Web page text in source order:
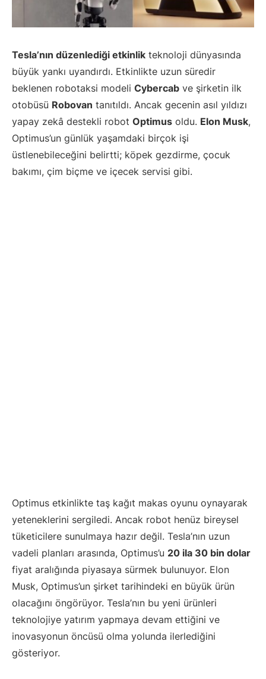
Tesla’nın düzenlediği etkinlik teknoloji dünyasında
büyük yankı uyandırdı. Etkinlikte uzun süredir
beklenen robotaksi modeli Cybercab ve şirketin ilk
otobüsü Robovan tanıtıldı. Ancak gecenin asıl yıldızı
yapay zekâ destekli robot Optimus oldu. Elon Musk,
Optimus’un günlük yaşamdaki birçok işi
üstlenebileceğini belirtti; köpek gezdirme, çocuk
bakımı, çim biçme ve içecek servisi gibi.
Optimus etkinlikte taş kağıt makas oyunu oynayarak
yeteneklerini sergiledi. Ancak robot henüz bireysel
tüketicilere sunulmaya hazır değil. Tesla’nın uzun
vadeli planları arasında, Optimus’u 20 ila 30 bin dolar
fiyat aralığında piyasaya sürmek bulunuyor. Elon
Musk, Optimus’un şirket tarihindeki en büyük ürün
olacağını öngörüyor. Tesla’nın bu yeni ürünleri
teknolojiye yatırım yapmaya devam ettiğini ve
inovasyonun öncüsü olma yolunda ilerlediğini
gösteriyor.